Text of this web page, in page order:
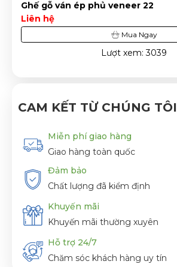
Ghế gỗ ván ép phủ veneer 22
Liên hệ
Mua Ngay
Lượt xem: 3039
CAM KẾT TỪ CHÚNG TÔI
Miễn phí giao hàng
Giao hàng toàn quốc
Đảm bảo
Chất lượng đã kiểm định
Khuyến mãi
Khuyến mãi thường xuyên
Hỗ trợ 24/7
Chăm sóc khách hàng uy tín